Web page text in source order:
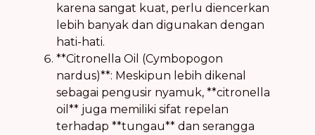
karena sangat kuat, perlu diencerkan
lebih banyak dan digunakan dengan
hati-hati.
**Citronella Oil (Cymbopogon
nardus)**: Meskipun lebih dikenal
sebagai pengusir nyamuk, **citronella
oil** juga memiliki sifat repelan
terhadap **tungau** dan serangga